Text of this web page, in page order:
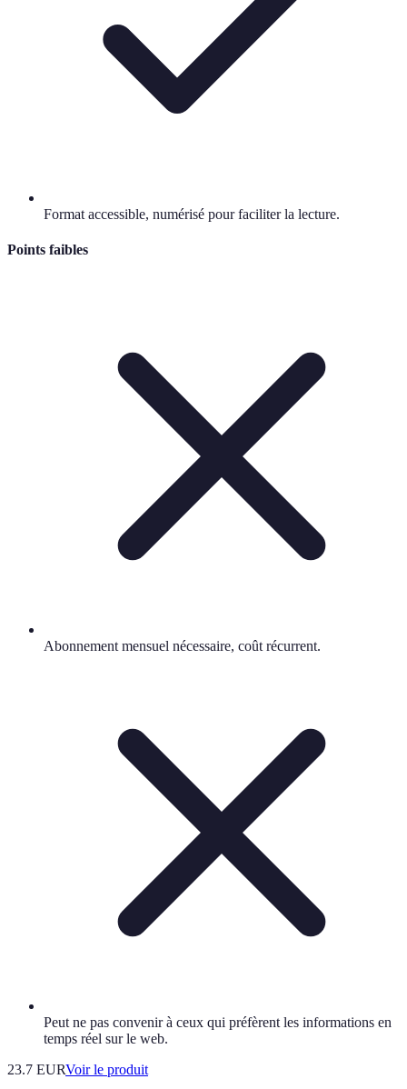
Format accessible, numérisé pour faciliter la lecture.
Points faibles
Abonnement mensuel nécessaire, coût récurrent.
Peut ne pas convenir à ceux qui préfèrent les informations en
temps réel sur le web.
23.7 EURVoir le produit